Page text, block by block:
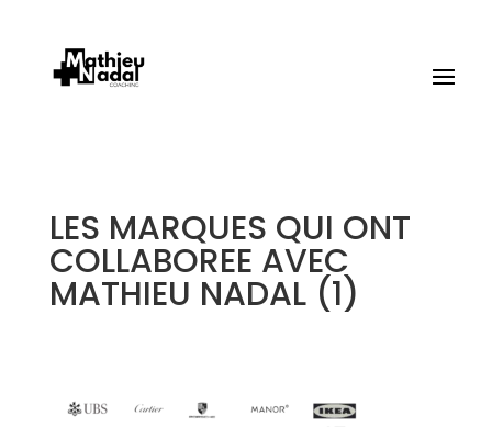
LES MARQUES QUI ONT
COLLABOREE AVEC
MATHIEU NADAL (1)